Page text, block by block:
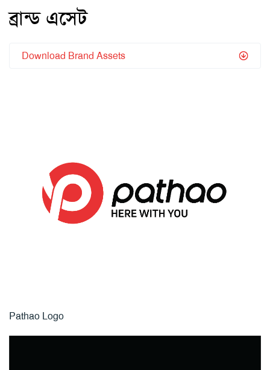
ব্রান্ড এসেট
Download Brand Assets
Pathao Logo